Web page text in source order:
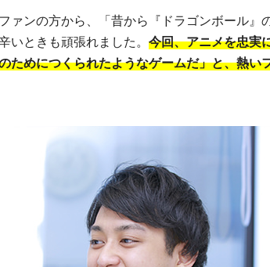
ァンの方から、「昔から『ドラゴンボール』
いときも頑張れました。 今回、アニメを忠実
ためにつくられたようなゲームだ」と、熱い